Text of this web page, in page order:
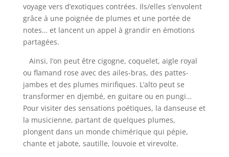
voyage vers d’exotiques contrées. Ils/elles s’envolent
grâce à une poignée de plumes et une portée de
notes… et lancent un appel à grandir en émotions
partagées.
Ainsi, l’on peut être cigogne, coquelet, aigle royal
ou flamand rose avec des ailes-bras, des pattes-
jambes et des plumes mirifiques. L’alto peut se
transformer en djembé, en guitare ou en pungi…
Pour visiter des sensations poétiques, la danseuse et
la musicienne, partant de quelques plumes,
plongent dans un monde chimérique qui pépie,
chante et jabote, sautille, louvoie et virevolte.